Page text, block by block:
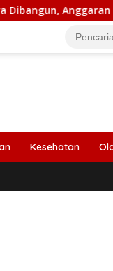
Capai 500 M
Kesehatan